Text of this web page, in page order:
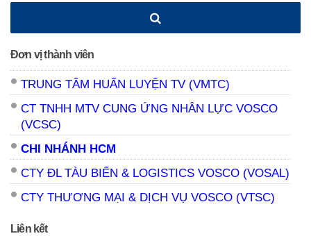
Đơn vị thành viên
TRUNG TÂM HUẤN LUYỆN TV (VMTC)
CT TNHH MTV CUNG ỨNG NHÂN LỰC VOSCO
(VCSC)
CHI NHÁNH HCM
CTY ĐL TÀU BIỂN & LOGISTICS VOSCO (VOSAL)
CTY THƯƠNG MẠI & DỊCH VỤ VOSCO (VTSC)
Liên kết